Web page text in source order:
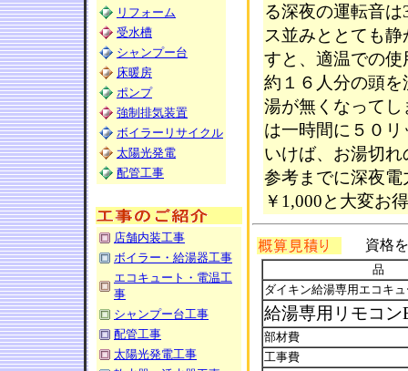
リフォーム
受水槽
シャンプー台
床暖房
ポンプ
強制排気装置
ボイラーリサイクル
太陽光発電
配管工事
店舗内装工事
ボイラー・給湯器工事
エコキュート・電温工
事
シャンプー台工事
配管工事
太陽光発電工事
る深夜の運転音
ス並みととても
すと、適温での
約１６人分の頭
湯が無くなって
は一時間に５０
いけば、お湯切
参考までに深夜
￥1,000と大変お
資格
品
ダイキン給湯専用エコキ
給湯専用リモコン
部材費
工事費